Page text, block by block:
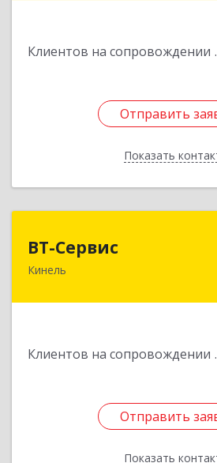
Клиентов на сопровождении
Отправить
Показать
Отправить
Назад
ВТ-Сервис
Кинель
Клиентов на сопровождении
Отправить
Показать
446436, Самарская обл,
Отправить
Назад